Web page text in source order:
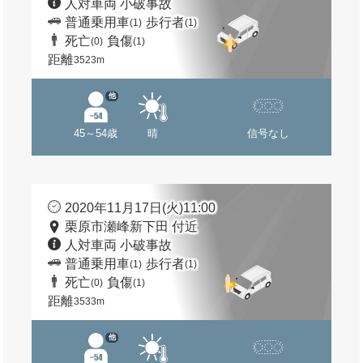
人対車両 小破事故
普通乗用車(1) 歩行者(1)
死亡(0) 負傷(1)
距離3523m
45～54歳
他
晴 信号なし
2020年11月17日(火)11:00
栗原市瀬峰新下田 付近
人対車両 小破事故
普通乗用車(1) 歩行者(1)
死亡(0) 負傷(1)
距離3533m
他